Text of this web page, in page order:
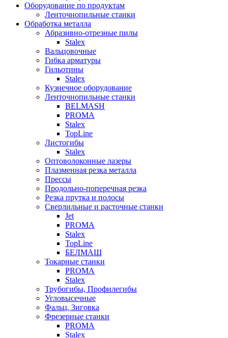
Оборудование по продуктам
Ленточнопильные станки
Обработка металла
Абразивно-отрезные пилы
Stalex
Вальцовочные
Гибка арматуры
Гильотины
Stalex
Кузнечное оборудование
Ленточнопильные станки
BELMASH
PROMA
Stalex
TopLine
Листогибы
Stalex
Оптоволоконные лазеры
Плазменная резка металла
Прессы
Продольно-поперечная резка
Резка прутка и полосы
Сверлильные и расточные станки
Jet
PROMA
Stalex
TopLine
БЕЛМАШ
Токарные станки
PROMA
Stalex
Трубогибы, Профилегибы
Угловысечные
Фальц, Зиговка
Фрезерные станки
PROMA
Stalex